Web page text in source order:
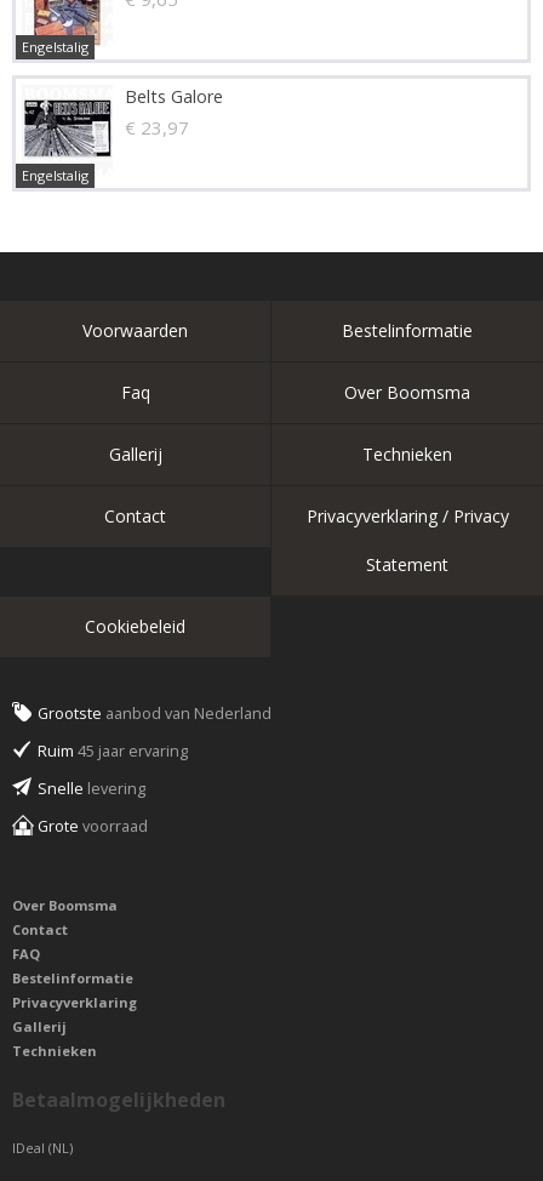
Engelstalig
Belts Galore
€ 23,97
Engelstalig
Voorwaarden Bestelinformatie
Faq Over Boomsma
Gallerij Technieken
Contact Privacyverklaring / Privacy
Statement
Cookiebeleid
Grootste aanbod van Nederland
Ruim 45 jaar ervaring
Snelle levering
Grote voorraad
Over Boomsma
Contact
FAQ
Bestelinformatie
Privacyverklaring
Gallerij
Technieken
Betaalmogelijkheden
IDeal (NL)